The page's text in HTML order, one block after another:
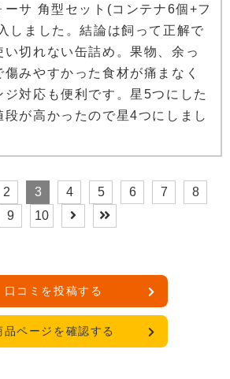
ーサ 角型セット(コンテナ6個+フ
しました。結論は飼って正解で
切れない缶詰め。果物、余っ
みやすかった食材が痛まなく
ジ対応も便利です。星5つにした
が高かったので星4つにしまし
2 3 4 5 6 7
8
9
10
口コミを投稿する
品ページを確認する